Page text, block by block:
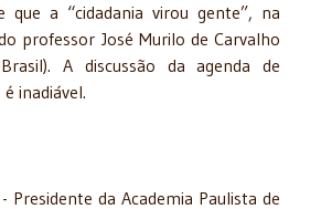
que a “cidadania virou gente”, na
professor José Murilo de Carvalho
A discussão da agenda de
inadiável.
Presidente da Academia Paulista de